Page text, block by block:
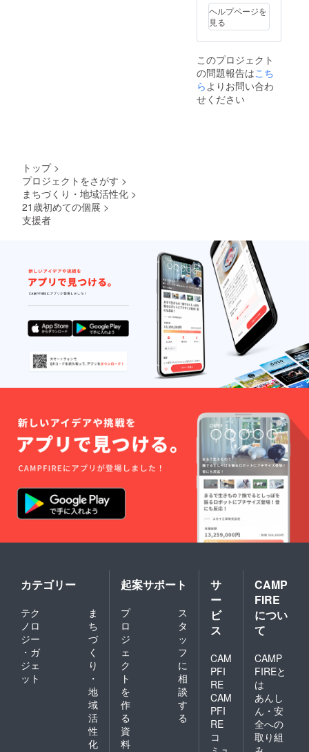
ヘルプページを
見る
このプロジェクト
の問題報告はこち
ら よりお問い合わ
せください
トップ >
プロジェクトをさがす >
まちづくり・地域活性化 >
21歳初めての個展 >
支援者
カテゴリー
テク
ノロ
ジー
・ガ
ジェ
ット
ま
ち
づ
く
り
・
地
域
活
性
化
起案サポート
プ
ロ
ジ
ェ
ク
ト
を
作
る
ス
タ
ッ
フ
に
相
談
す
る
資
料
サ
ー
ビ
ス
CAM
PFI
RE
CAM
PFI
RE
コ
CAMP
FIRE
につい
て
CAMP
FIREと
は
あんし
ん・安
全への
取り組